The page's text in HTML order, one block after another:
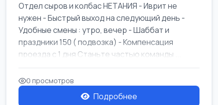
Отдел сыров и колбас НЕТАНИЯ - Иврит не
нужен - Быстрый выход на следующий день -
Удобные смены : утро, вечер - Шаббат и
праздники 150 ( подвозка) - Компенсация
проезда с 1 дня Станьте частью команды ...
0 просмотров
Подробнее